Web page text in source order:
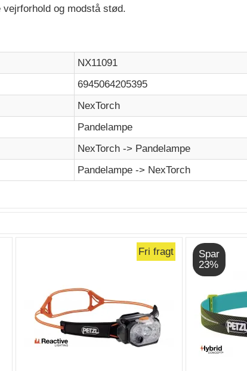
og modstå stød.
NX11091
6945064205395
NexTorch
Pandelampe
NexTorch -> Pandelampe
Pandelampe -> NexTorch
Fri fragt
Spar
23%